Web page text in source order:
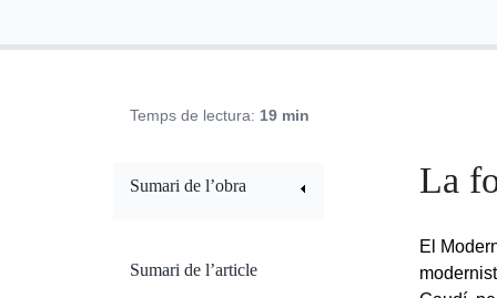
Temps de lectura: 19 min
La
El
Sumari de l’obra
Sumari de l’article